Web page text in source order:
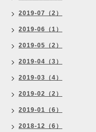
2019-07（2）
2019-06（1）
2019-05（2）
2019-04（3）
2019-03（4）
2019-02（2）
2019-01（6）
2018-12（6）